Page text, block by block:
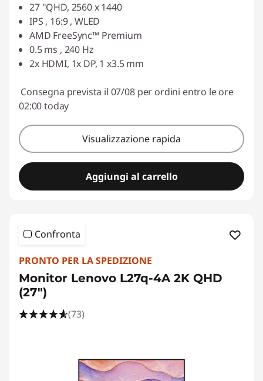
27 "QHD, 2560 x 1440
IPS , 16:9 , WLED
AMD FreeSync™ Premium
0.5 ms , 240 Hz
2x HDMI, 1x DP, 1 x3.5 mm
Consegna prevista il 07/08 per ordini entro le ore
02:00 today
Visualizzazione rapida
Aggiungi al carrello
Confronta
PRONTO PER LA SPEDIZIONE
Monitor Lenovo L27q-4A 2K QHD
(27")
(73)